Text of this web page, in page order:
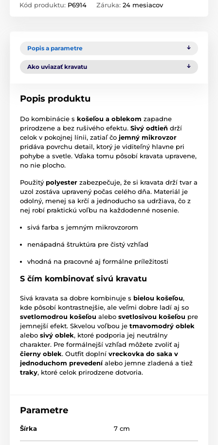
Kód produktu: P6914 Záruka: 24 mesiacov
Popis a parametre
Ako uviazať kravatu
Popis produktu
Do kombinácie s košeľou a oblekom zapadne
prirodzene a bez rušivého efektu. Sivý odtieň drží
celok v pokojnej línii, zatiaľ čo jemný mikrovzor
pridáva povrchu detail, ktorý je viditeľný hlavne pri
pohybe a svetle. Vďaka tomu pôsobí kravata upravene,
no nie plocho.
Použitý polyester zabezpečuje, že si kravata drží tvar a
uzol zostáva upravený počas celého dňa. Materiál je
odolný, menej sa krčí a jednoducho sa udržiava, čo z
nej robí praktickú voľbu na každodenné nosenie.
sivá farba s jemným mikrovzorom
nenápadná štruktúra pre čistý vzhľad
vhodná na pracovné aj formálne príležitosti
S čím kombinovať sivú kravatu
Sivá kravata sa dobre kombinuje s bielou košeľou,
kde pôsobí kontrastnejšie, ale veľmi dobre ladí aj so
svetlomodrou košeľou alebo svetlosivou košeľou pre
jemnejší efekt. Skvelou voľbou je tmavomodrý oblek
alebo sivý oblek, ktoré podporia jej neutrálny
charakter. Pre formálnejší vzhľad môžete zvoliť aj
čierny oblek. Outfit doplní vreckovka do saka v
jednoduchom prevedeníalebo jemne zladená a tiež
traky, ktoré celok prirodzene dotvoria.
Parametre
Šírka 7 cm